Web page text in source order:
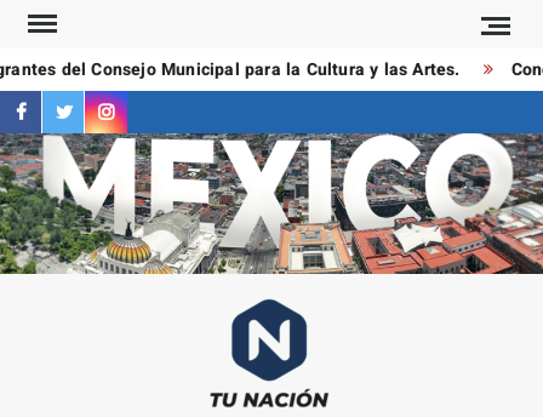
Saltar
contenidodel Consejo Municipal para la Cultura y las Artes.
facebook
twitterinstagram